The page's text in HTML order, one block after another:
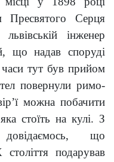
Пресвятого Серця
інженер
що надав споруді
тут був прийом
повернули римо-
можна побачити
стоїть на кулі. З
довідаємось, що
подарував